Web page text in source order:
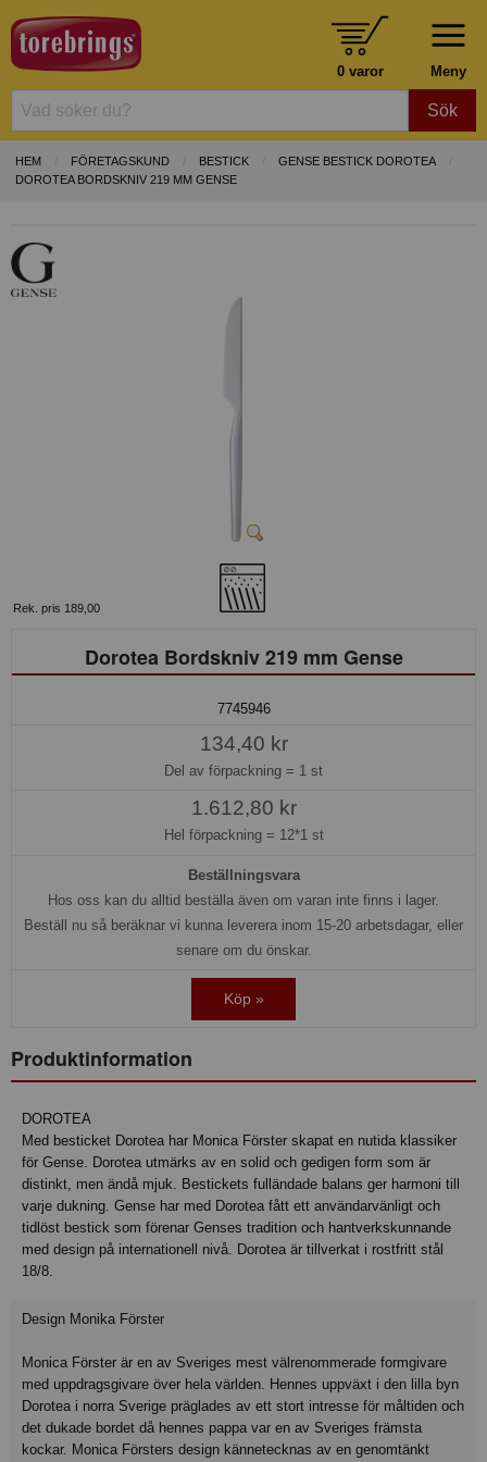
Meny
0 varor
Sök
HEM FÖRETAGSKUND BESTICK
GENSE BESTICK DOROTEA
DOROTEA BORDSKNIV 219 MM GENSE
Rek. pris 189,00
Dorotea Bordskniv 219 mm Gense
7745946
134,40 kr
Del av förpackning = 1 st
1.612,80 kr
Hel förpackning = 12*1 st
Beställningsvara
Hos oss kan du alltid beställa även om varan inte finns i lager.
Beställ nu så beräknar vi kunna leverera inom 15-20 arbetsdagar, eller
senare om du önskar.
Köp »
Produktinformation
DOROTEA
Med besticket Dorotea har Monica Förster skapat en nutida klassiker
för Gense. Dorotea utmärks av en solid och gedigen form som är
distinkt, men ändå mjuk. Bestickets fulländade balans ger harmoni till
varje dukning. Gense har med Dorotea fått ett användarvänligt och
tidlöst bestick som förenar Genses tradition och hantverkskunnande
med design på internationell nivå. Dorotea är tillverkat i rostfritt stål
18/8.
Design Monika Förster
Monica Förster är en av Sveriges mest välrenommerade formgivare
med uppdragsgivare över hela världen. Hennes uppväxt i den lilla byn
Dorotea i norra Sverige präglades av ett stort intresse för måltiden och
det dukade bordet då hennes pappa var en av Sveriges främsta
kockar. Monica Försters design kännetecknas av en genomtänkt